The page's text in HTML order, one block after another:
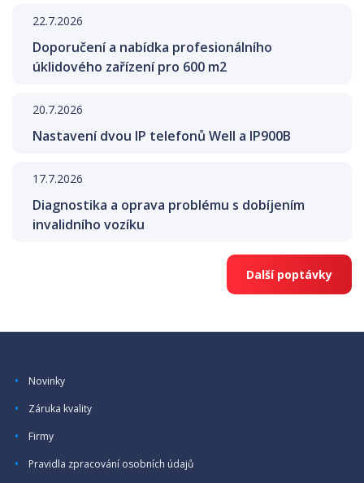
22.7.2026
Doporučení a nabídka profesionálního
úklidového zařízení pro 600 m2
20.7.2026
Nastavení dvou IP telefonů Well a IP900B
17.7.2026
Diagnostika a oprava problému s dobíjením
invalidního vozíku
Další poptávky
Novinky
Záruka kvality
Firmy
Pravidla zpracování osobních údajů